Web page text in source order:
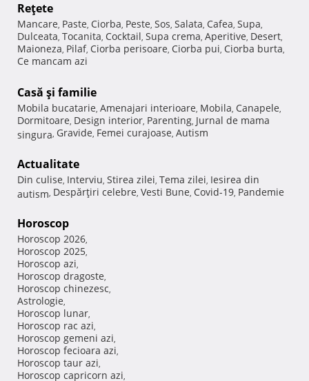
Reţete
Mancare, Paste, Ciorba, Peste, Sos, Salata, Cafea, Supa,
Dulceata, Tocanita, Cocktail, Supa crema, Aperitive, Desert,
Maioneza, Pilaf, Ciorba perisoare, Ciorba pui, Ciorba burta,
Ce mancam azi
Casă şi familie
Mobila bucatarie, Amenajari interioare, Mobila, Canapele,
Dormitoare, Design interior, Parenting, Jurnal de mama
singura, Gravide, Femei curajoase, Autism
Actualitate
Din culise, Interviu, Stirea zilei, Tema zilei, Iesirea din
autism, Despărţiri celebre, Vesti Bune, Covid-19, Pandemie
Horoscop
Horoscop 2026,
Horoscop 2025,
Horoscop azi,
Horoscop dragoste,
Horoscop chinezesc,
Astrologie,
Horoscop lunar,
Horoscop rac azi,
Horoscop gemeni azi,
Horoscop fecioara azi,
Horoscop taur azi,
Horoscop capricorn azi,